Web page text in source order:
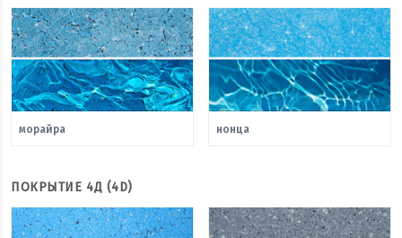
морайра нонца
ПОКРЫТИЕ 4Д (4D)